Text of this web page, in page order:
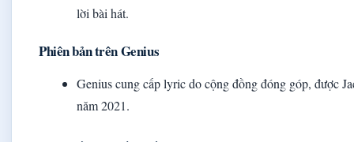
lời bài hát.
Phiên bản trên Genius
Genius cung cấp lyric do cộng đồng đóng góp, được
năm 2021.